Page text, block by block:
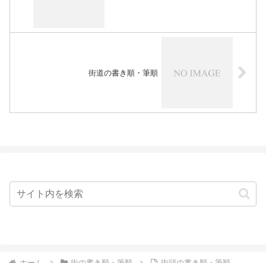
街道の書き順・筆順